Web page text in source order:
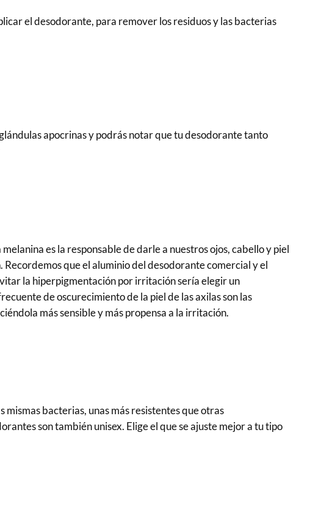
el desodorante, para remover los residuos y las bacterias
apocrinas y podrás notar que tu desodorante tanto
es la responsable de darle a nuestros ojos, cabello y piel
que el aluminio del desodorante comercial y el
la hiperpigmentación por irritación sería elegir un
de oscurecimiento de la piel de las axilas son las
más sensible y más propensa a la irritación.
bacterias, unas más resistentes que otras
son también unisex. Elige el que se ajuste mejor a tu tipo